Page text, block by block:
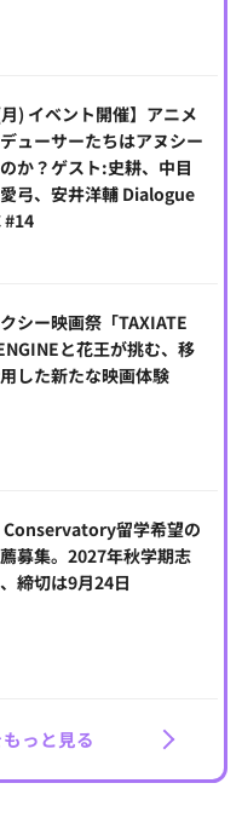
月) イベント開催】アニメ
ューサーたちはアヌシー
か？ゲスト:史耕、中目
弓、安井洋輔 Dialogue
#14
シー映画祭「TAXIATE
と花王が挑む、移
した新たな映画体験
Conservatory留学希望の
募集。2027年秋学期志
締切は9月24日
っと見る